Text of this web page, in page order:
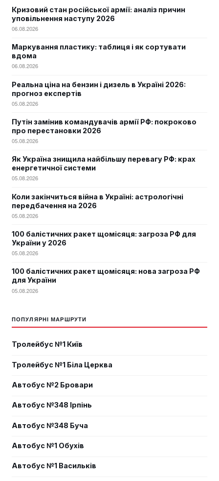
Кризовий стан російської армії: аналіз причин
уповільнення наступу 2026
06.08.2026
Маркування пластику: таблиця і як сортувати
вдома
06.08.2026
Реальна ціна на бензин і дизель в Україні 2026:
прогноз експертів
05.08.2026
Путін замінив командувачів армії РФ: покроково
про перестановки 2026
05.08.2026
Як Україна знищила найбільшу перевагу РФ: крах
енергетичної системи
05.08.2026
Коли закінчиться війна в Україні: астрологічні
передбачення на 2026
05.08.2026
100 балістичних ракет щомісяця: загроза РФ для
України у 2026
05.08.2026
100 балістичних ракет щомісяця: нова загроза РФ
для України
05.08.2026
ПОПУЛЯРНІ МАРШРУТИ
Тролейбус №1 Київ
Тролейбус №1 Біла Церква
Автобус №2 Бровари
Автобус №348 Ірпінь
Автобус №348 Буча
Автобус №1 Обухів
Автобус №1 Васильків